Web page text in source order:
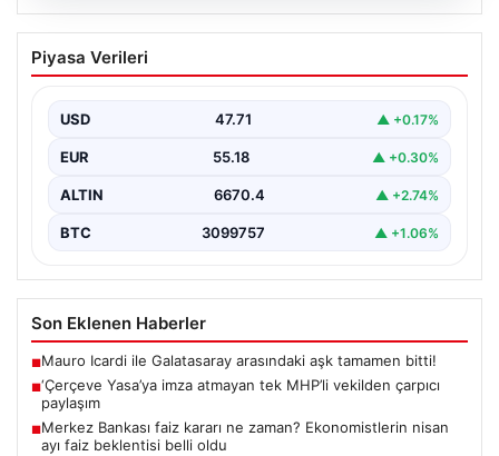
06.08.2026
‘Çerçeve Yasa’ya imza atmayan tek
MHP’li vekilden çarpıcı paylaşım
Piyasa Verileri
USD 47.71 ▲ +0.17%
EUR 55.18 ▲ +0.30%
ALTIN 6670.4 ▲ +2.74%
BTC 3099757 ▲ +1.06%
Son Eklenen Haberler
■Mauro Icardi ile Galatasaray arasındaki aşk tamamen bitti!
■‘Çerçeve Yasa’ya imza atmayan tek MHP’li vekilden çarpıcı
paylaşım
■Merkez Bankası faiz kararı ne zaman? Ekonomistlerin nisan
ayı faiz beklentisi belli oldu